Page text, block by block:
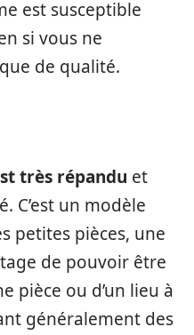
est susceptible
si vous ne
de qualité.
très répandu et
C’est un modèle
petites pièces, une
de pouvoir être
pièce ou d’un lieu à
généralement des